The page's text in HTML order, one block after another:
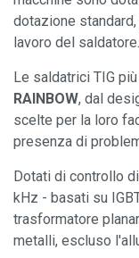
dotazione
lavoro del saldatore.
Le saldatrici TIG
RAINBOW, dal
scelte per la loro
presenza di
Dotati di controllo
kHz - basati su
trasformatore
metalli, escluso